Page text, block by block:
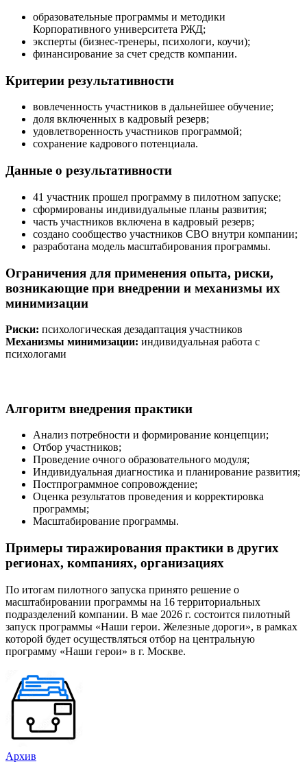
образовательные программы и методики
Корпоративного университета РЖД;
эксперты (бизнес-тренеры, психологи, коучи);
финансирование за счет средств компании.
Критерии результативности
вовлеченность участников в дальнейшее обучение;
доля включенных в кадровый резерв;
удовлетворенность участников программой;
сохранение кадрового потенциала.
Данные о результативности
41 участник прошел программу в пилотном запуске;
сформированы индивидуальные планы развития;
часть участников включена в кадровый резерв;
создано сообщество участников СВО внутри компании;
разработана модель масштабирования программы.
Ограничения для применения опыта, риски,
возникающие при внедрении и механизмы их
минимизации
Риски: психологическая дезадаптация участников
Механизмы минимизации: индивидуальная работа с
психологами
Алгоритм внедрения практики
Анализ потребности и формирование концепции;
Отбор участников;
Проведение очного образовательного модуля;
Индивидуальная диагностика и планирование развития;
Постпрограммное сопровождение;
Оценка результатов проведения и корректировка
программы;
Масштабирование программы.
Примеры тиражирования практики в других
регионах, компаниях, организациях
По итогам пилотного запуска принято решение о
масштабировании программы на 16 территориальных
подразделений компании. В мае 2026 г. состоится пилотный
запуск программы «Наши герои. Железные дороги», в рамках
которой будет осуществляться отбор на центральную
программу «Наши герои» в г. Москве.
Архив